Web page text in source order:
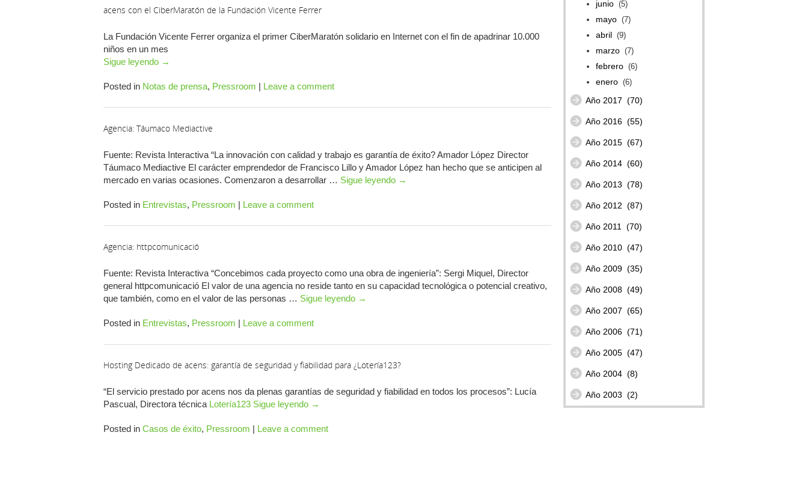
acens con el CiberMaratón de la Fundación Vicente Ferrer
La Fundación Vicente Ferrer organiza el primer CiberMaratón solidario en Internet con el fin de apadrinar 10.000
niños en un mes
Sigue leyendo →
Posted in Notas de prensa, Pressroom | Leave a comment
Agencia: Táumaco Mediactive
Fuente: Revista Interactiva “La innovación con calidad y trabajo es garantía de éxito? Amador López Director
Táumaco Mediactive El carácter emprendedor de Francisco Lillo y Amador López han hecho que se anticipen al
mercado en varias ocasiones. Comenzaron a desarrollar … Sigue leyendo →
Posted in Entrevistas, Pressroom | Leave a comment
Agencia: httpcomunicació
Fuente: Revista Interactiva “Concebimos cada proyecto como una obra de ingeniería”: Sergi Miquel, Director
general httpcomunicació El valor de una agencia no reside tanto en su capacidad tecnológica o potencial creativo,
que también, como en el valor de las personas … Sigue leyendo →
Posted in Entrevistas, Pressroom | Leave a comment
Hosting Dedicado de acens: garantía de seguridad y fiabilidad para ¿Lotería123?
“El servicio prestado por acens nos da plenas garantías de seguridad y fiabilidad en todos los procesos”: Lucía
Pascual, Directora técnica Lotería123 Sigue leyendo →
Posted in Casos de éxito, Pressroom | Leave a comment
junio (5)
mayo (7)
abril (9)
marzo (7)
febrero (6)
enero (6)
Año 2017 (70)
Año 2016 (55)
Año 2015 (67)
Año 2014 (60)
Año 2013 (78)
Año 2012 (87)
Año 2011 (70)
Año 2010 (47)
Año 2009 (35)
Año 2008 (49)
Año 2007 (65)
Año 2006 (71)
Año 2005 (47)
Año 2004 (8)
Año 2003 (2)